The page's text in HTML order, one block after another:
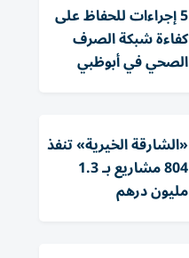
5 إجراءات للحفاظ على
كفاءة شبكة الصرف
الصحي في أبوظبي
«الشارقة الخيرية» تنفذ
804 مشاريع بـ 1.3
مليون درهم